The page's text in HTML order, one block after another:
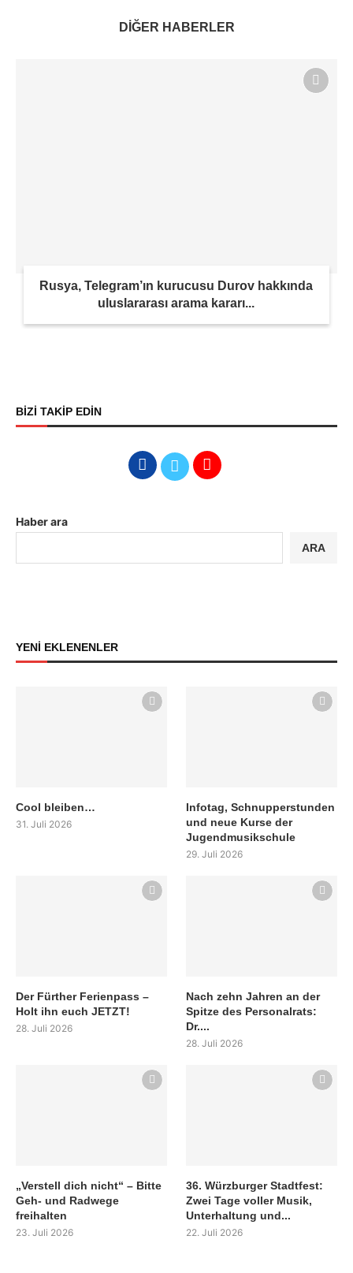
DİĞER HABERLER
Rusya, Telegram’ın kurucusu Durov hakkında
uluslararası arama kararı...
BİZİ TAKİP EDİN
Haber ara
ARA
YENİ EKLENENLER
Cool bleiben…
31. Juli 2026
Infotag, Schnupperstunden
und neue Kurse der
Jugendmusikschule
29. Juli 2026
Der Fürther Ferienpass –
Holt ihn euch JETZT!
28. Juli 2026
Nach zehn Jahren an der
Spitze des Personalrats:
Dr....
28. Juli 2026
„Verstell dich nicht“ – Bitte
Geh- und Radwege
freihalten
23. Juli 2026
36. Würzburger Stadtfest:
Zwei Tage voller Musik,
Unterhaltung und...
22. Juli 2026